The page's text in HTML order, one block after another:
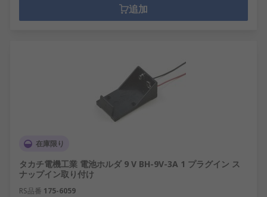
追加
在庫限り
タカチ電機工業 電池ホルダ 9 V BH-9V-3A 1 プラグイン ス
ナップイン取り付け
RS品番 175-6059